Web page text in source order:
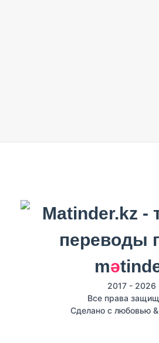
mә
2017 - 2026
Все права
Сделано с любовью